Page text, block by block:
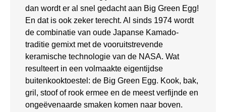
dan wordt er al snel gedacht aan Big Green Egg!
En dat is ook zeker terecht. Al sinds 1974 wordt
de combinatie van oude Japanse Kamado-
traditie gemixt met de vooruitstrevende
keramische technologie van de NASA. Wat
resulteert in een volmaakte eigentijdse
buitenkooktoestel: de Big Green Egg. Kook, bak,
gril, stoof of rook ermee en de meest verfijnde en
ongeëvenaarde smaken komen naar boven.